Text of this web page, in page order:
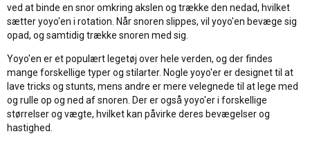
ved at binde en snor omkring akslen og trække den nedad, hvilket
sætter yoyo'en i rotation. Når snoren slippes, vil yoyo'en bevæge sig
opad, og samtidig trække snoren med sig.
Yoyo'en er et populært legetøj over hele verden, og der findes
mange forskellige typer og stilarter. Nogle yoyo'er er designet til at
lave tricks og stunts, mens andre er mere velegnede til at lege med
og rulle op og ned af snoren. Der er også yoyo'er i forskellige
størrelser og vægte, hvilket kan påvirke deres bevægelser og
hastighed.